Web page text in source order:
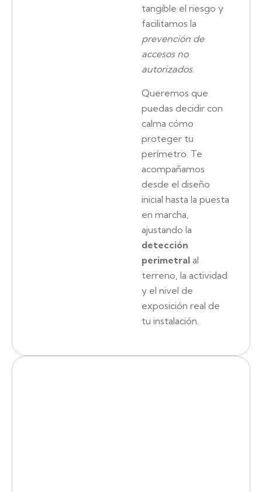
tangible el riesgo y
facilitamos la
prevención de
accesos no
autorizados.
Queremos que
puedas decidir con
calma cómo
proteger tu
perímetro. Te
acompañamos
desde el diseño
inicial hasta la puesta
en marcha,
ajustando la
detección
perimetral al
terreno, la actividad
y el nivel de
exposición real de
tu instalación.